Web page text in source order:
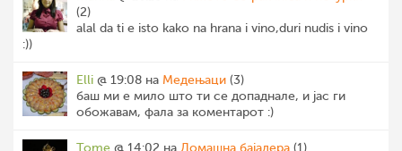
(2)
alal da ti e isto kako na hrana i vino,duri nudis i vino
:))
Elli @ 19:08 на Медењаци (3)
баш ми е мило што ти се допаднале, и јас ги
обожавам, фала за коментарот :)
Tome @ 14:02 на Домашна бајадера (1)